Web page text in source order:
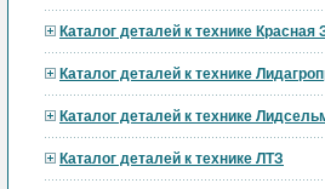
Каталог деталей к технике Красная
Каталог деталей к технике
Каталог деталей к технике
Каталог деталей к технике ЛТЗ